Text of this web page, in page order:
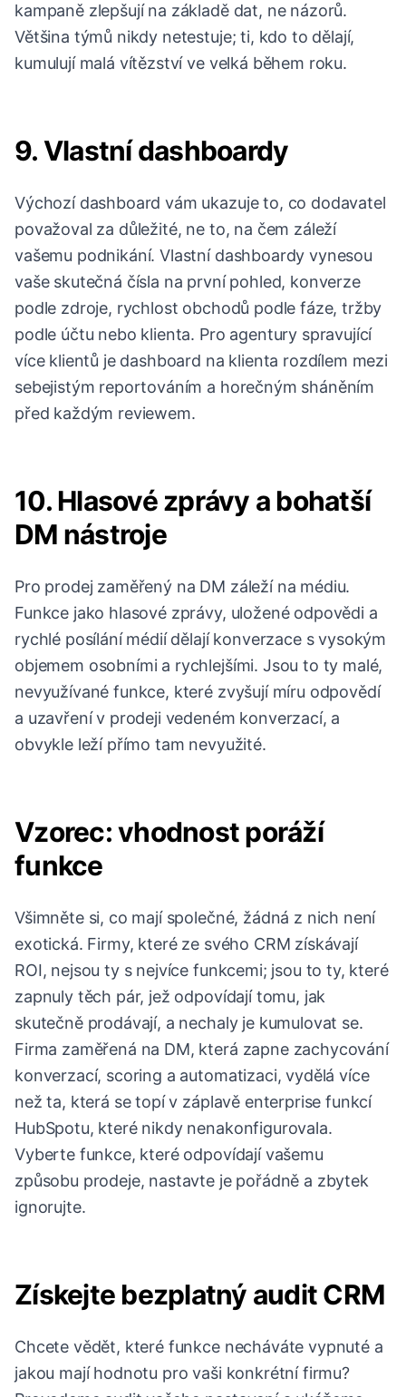
kampaně zlepšují na základě dat, ne názorů.
Většina týmů nikdy netestuje; ti, kdo to dělají,
kumulují malá vítězství ve velká během roku.
9. Vlastní dashboardy
Výchozí dashboard vám ukazuje to, co dodavatel
považoval za důležité, ne to, na čem záleží
vašemu podnikání. Vlastní dashboardy vynesou
vaše skutečná čísla na první pohled, konverze
podle zdroje, rychlost obchodů podle fáze, tržby
podle účtu nebo klienta. Pro agentury spravující
více klientů je dashboard na klienta rozdílem mezi
sebejistým reportováním a horečným sháněním
před každým reviewem.
10. Hlasové zprávy a bohatší
DM nástroje
Pro prodej zaměřený na DM záleží na médiu.
Funkce jako hlasové zprávy, uložené odpovědi a
rychlé posílání médií dělají konverzace s vysokým
objemem osobními a rychlejšími. Jsou to ty malé,
nevyužívané funkce, které zvyšují míru odpovědí
a uzavření v prodeji vedeném konverzací, a
obvykle leží přímo tam nevyužité.
Vzorec: vhodnost poráží
funkce
Všimněte si, co mají společné, žádná z nich není
exotická. Firmy, které ze svého CRM získávají
ROI, nejsou ty s nejvíce funkcemi; jsou to ty, které
zapnuly těch pár, jež odpovídají tomu, jak
skutečně prodávají, a nechaly je kumulovat se.
Firma zaměřená na DM, která zapne zachycování
konverzací, scoring a automatizaci, vydělá více
než ta, která se topí v záplavě enterprise funkcí
HubSpotu, které nikdy nenakonfigurovala.
Vyberte funkce, které odpovídají vašemu
způsobu prodeje, nastavte je pořádně a zbytek
ignorujte.
Získejte bezplatný audit CRM
Chcete vědět, které funkce necháváte vypnuté a
jakou mají hodnotu pro vaši konkrétní firmu?